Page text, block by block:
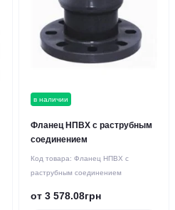
в наличии
Фланец НПВХ с раструбным
соединением
Код товара: Фланец НПВХ с
раструбным соединением
от 3 578.08грн